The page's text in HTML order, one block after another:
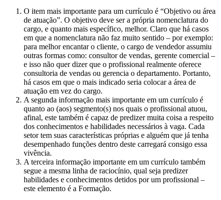
O item mais importante para um currículo é “Objetivo ou área
de atuação”. O objetivo deve ser a própria nomenclatura do
cargo, e quanto mais específico, melhor. Claro que há casos
em que a nomenclatura não faz muito sentido – por exemplo:
para melhor encantar o cliente, o cargo de vendedor assumiu
outras formas como: consultor de vendas, gerente comercial –
e isso não quer dizer que o profissional realmente oferece
consultoria de vendas ou gerencia o departamento. Portanto,
há casos em que o mais indicado seria colocar a área de
atuação em vez do cargo.
A segunda informação mais importante em um currículo é
quanto ao (aos) segmento(s) nos quais o profissional atuou,
afinal, este também é capaz de predizer muita coisa a respeito
dos conhecimentos e habilidades necessários à vaga. Cada
setor tem suas características próprias e alguém que já tenha
desempenhado funções dentro deste carregará consigo essa
vivência.
A terceira informação importante em um currículo também
segue a mesma linha de raciocínio, qual seja predizer
habilidades e conhecimentos detidos por um profissional –
este elemento é a Formação.